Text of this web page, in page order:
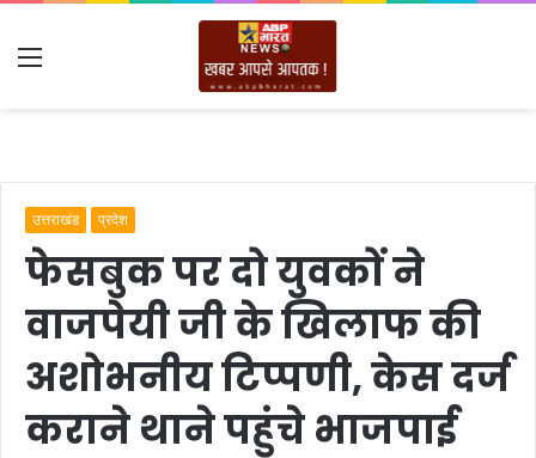
Menu
उत्तराखंड प्रदेश
फेसबुक पर दो युवकों ने
वाजपेयी जी के खिलाफ की
अशोभनीय टिप्पणी, केस दर्ज
कराने थाने पहुंचे भाजपाई